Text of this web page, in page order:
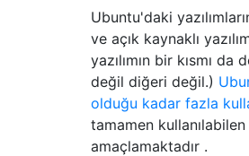
Ubuntu'daki
ve açık kaynaklı
yazılımın bir kısmı
değil diğeri değil.)
olduğu kadar fazla
tamamen
amaçlamaktadır .